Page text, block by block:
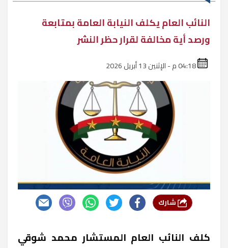
النائب العام يكلف النيابة العامة بمتابعة
ورصد أية مخالفة لقرار حظر النشر
كلف النائب العام المستشار محمد شوقي